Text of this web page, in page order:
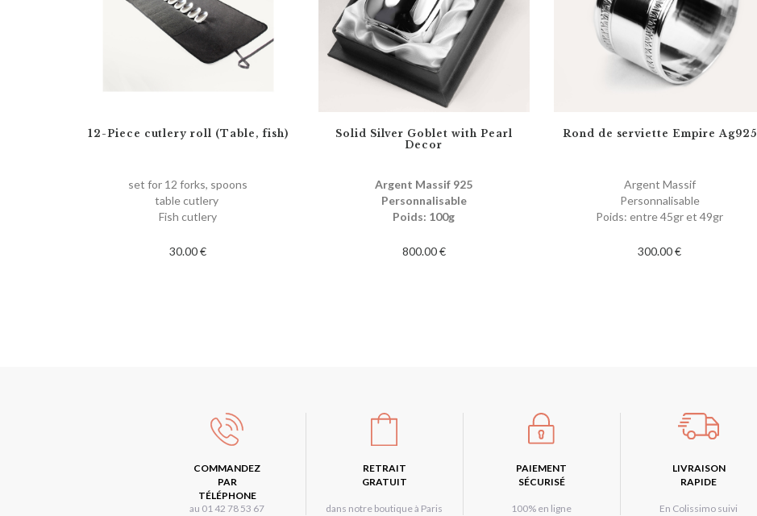
12-Piece cutlery roll (Table, fish)
set for 12 forks, spoons
table cutlery
Fish cutlery
30.00 €
Solid Silver Goblet with Pearl
Decor
Argent Massif 925
Personnalisable
Poids: 100g
800.00 €
Rond de serviette Empire Ag925
Argent Massif
Personnalisable
Poids: entre 45gr et 49gr
300.00 €
COMMANDEZ
PAR
TÉLÉPHONE
au 01 42 78 53 67
RETRAIT
GRATUIT
dans notre boutique à Paris
PAIEMENT
SÉCURISÉ
100% en ligne
LIVRAISON
RAPIDE
En Colissimo suivi